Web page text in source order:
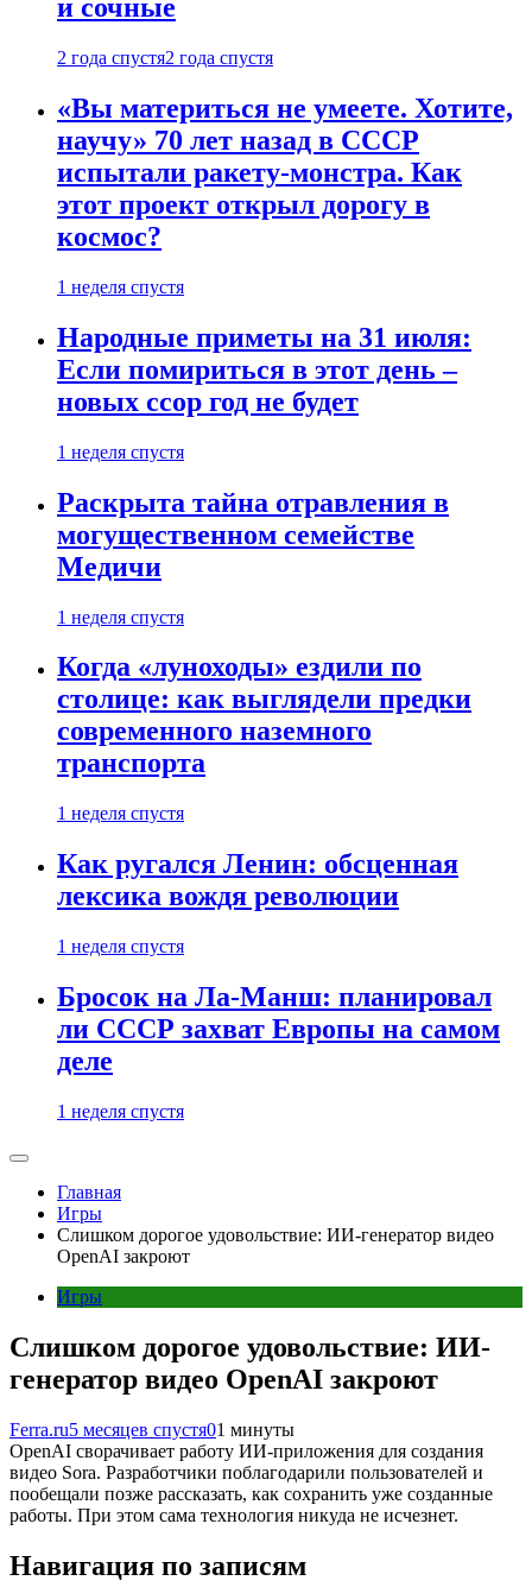
и сочные
2 года спустя2 года спустя
«Вы материться не умеете. Хотите,
научу» 70 лет назад в СССР
испытали ракету-монстра. Как
этот проект открыл дорогу в
космос?
1 неделя спустя
Народные приметы на 31 июля:
Если помириться в этот день –
новых ссор год не будет
1 неделя спустя
Раскрыта тайна отравления в
могущественном семействе
Медичи
1 неделя спустя
Когда «луноходы» ездили по
столице: как выглядели предки
современного наземного
транспорта
1 неделя спустя
Как ругался Ленин: обсценная
лексика вождя революции
1 неделя спустя
Бросок на Ла-Манш: планировал
ли СССР захват Европы на самом
деле
1 неделя спустя
Главная
Игры
Слишком дорогое удовольствие: ИИ-генератор видео
OpenAI закроют
Игры
Слишком дорогое удовольствие: ИИ-
генератор видео OpenAI закроют
Ferra.ru5 месяцев спустя01 минуты
OpenAI сворачивает работу ИИ-приложения для создания
видео Sora. Разработчики поблагодарили пользователей и
пообещали позже рассказать, как сохранить уже созданные
работы. При этом сама технология никуда не исчезнет.
Навигация по записям